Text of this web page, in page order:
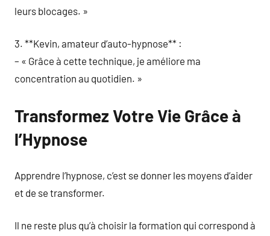
leurs blocages. »
3. **Kevin, amateur d’auto-hypnose** :
– « Grâce à cette technique, je améliore ma
concentration au quotidien. »
Transformez Votre Vie Grâce à
l’Hypnose
Apprendre l’hypnose, c’est se donner les moyens d’aider
et de se transformer.
Il ne reste plus qu’à choisir la formation qui correspond à